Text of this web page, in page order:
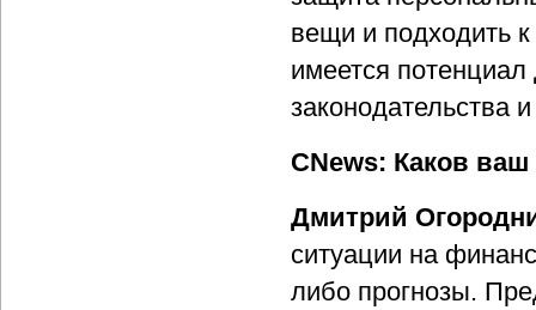
вещи и подходить
имеется
законодательства
CNews: Каков
Дмитрий
ситуации на
либо прогнозы.